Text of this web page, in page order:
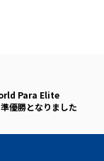
Para Elite
優勝となりました